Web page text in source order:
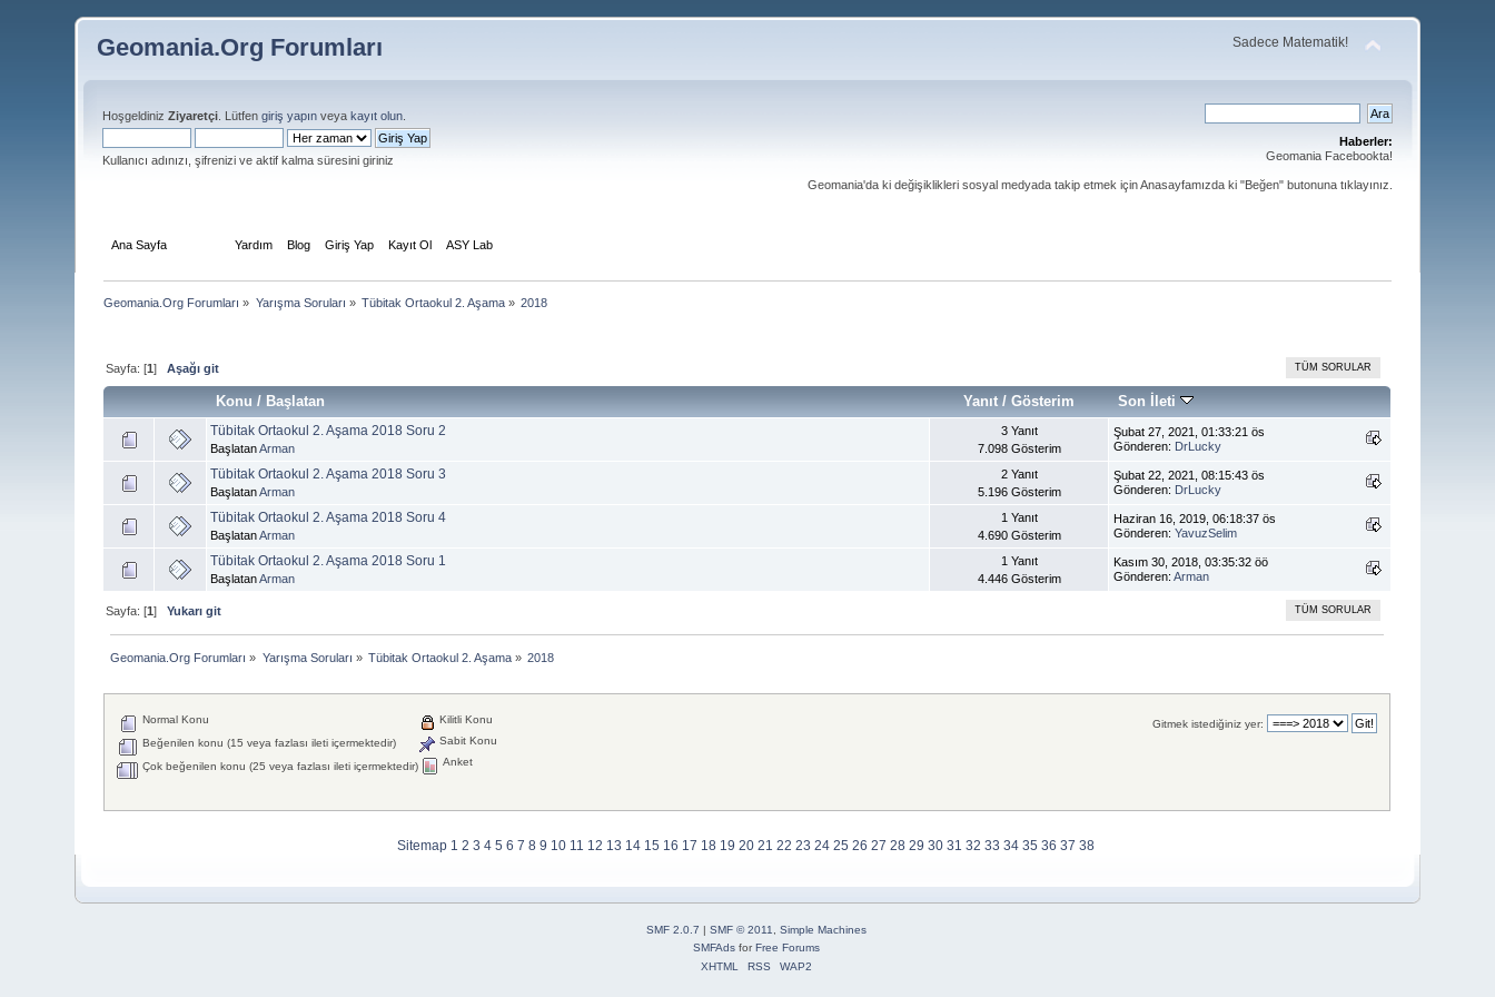
Geomania.Org Forumları Sadece Matematik!
HoşgeldinizZiyaretçi . Lütfengiriş yapın veyakayıt olun
Kullanıcı adınızı, şifrenizi ve aktif kalma süresini giriniz
Haberler:
Geomania Facebookta!
Geomania'da ki değişiklikleri sosyal medyada takip etmek için Anasayfamızda ki "Beğen" butonuna tıklayınız.
Ana Sayfa Yardım Blog Giriş Yap Kayıt Ol ASY Lab
Geomania.Org Forumları » Yarışma Soruları » Tübitak Ortaokul 2. Aşama » 2018
Sayfa: [1]Aşağı git TÜM SORULAR
Konu /Başlatan Yanıt/ Gösterim Son İleti
Tübitak Ortaokul 2. Aşama 2018 Soru 2
BaşlatanArman
3 Yanıt
7.098 Gösterim
Şubat 27, 2021, 01:33:21 ös
Gönderen: DrLucky
Tübitak Ortaokul 2. Aşama 2018 Soru 3
BaşlatanArman
2 Yanıt
5.196 Gösterim
Şubat 22, 2021, 08:15:43 ös
Gönderen: DrLucky
Tübitak Ortaokul 2. Aşama 2018 Soru 4
BaşlatanArman
1 Yanıt
4.690 Gösterim
Haziran 16, 2019, 06:18:37 ös
Gönderen:YavuzSelim
Tübitak Ortaokul 2. Aşama 2018 Soru 1
BaşlatanArman
1 Yanıt
4.446 Gösterim
Kasım 30, 2018, 03:35:32 öö
Gönderen:Arman
TÜM SORULAR
Sayfa: [1]Yukarı git
Geomania.Org Forumları » Yarışma Soruları » Tübitak Ortaokul 2. Aşama » 2018
Gitmek istediğiniz yer:
Normal Konu
Beğenilen konu (15 veya fazlası ileti içermektedir)
Çok beğenilen konu (25 veya fazlası ileti içermektedir)
Kilitli Konu
Sabit Konu
Anket
Sitemap 1 2 3 4 5 6 7 8 9 10 11 12 13 14 15 16 17 18 19 20 21 22 23 24 25 26 27 28 29 30 31 32 33 34 35 36 37 38
SMF 2.0.7 | SMF © 2011
Simple Machines
SMFAdsforFree Forums
XHTML
RSS WAP2